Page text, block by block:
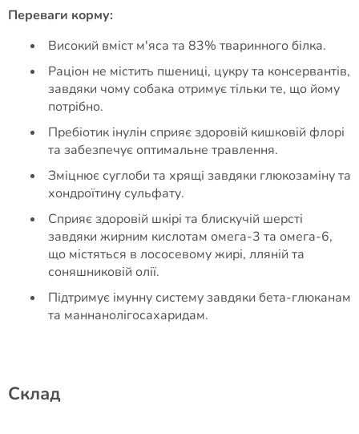
Переваги корму:
Високий вміст м'яса та 83% тваринного білка.
Раціон не містить пшениці, цукру та консервантів,
завдяки чому собака отримує тільки те, що йому
потрібно.
Пребіотик інулін сприяє здоровій кишковій флорі
та забезпечує оптимальне травлення.
Зміцнює суглоби та хрящі завдяки глюкозаміну та
хондроїтину сульфату.
Сприяє здоровій шкірі та блискучій шерсті
завдяки жирним кислотам омега-3 та омега-6,
що містяться в лососевому жирі, лляній та
соняшниковій олії.
Підтримує імунну систему завдяки бета-глюканам
та маннанолігосахаридам​.
Cклад